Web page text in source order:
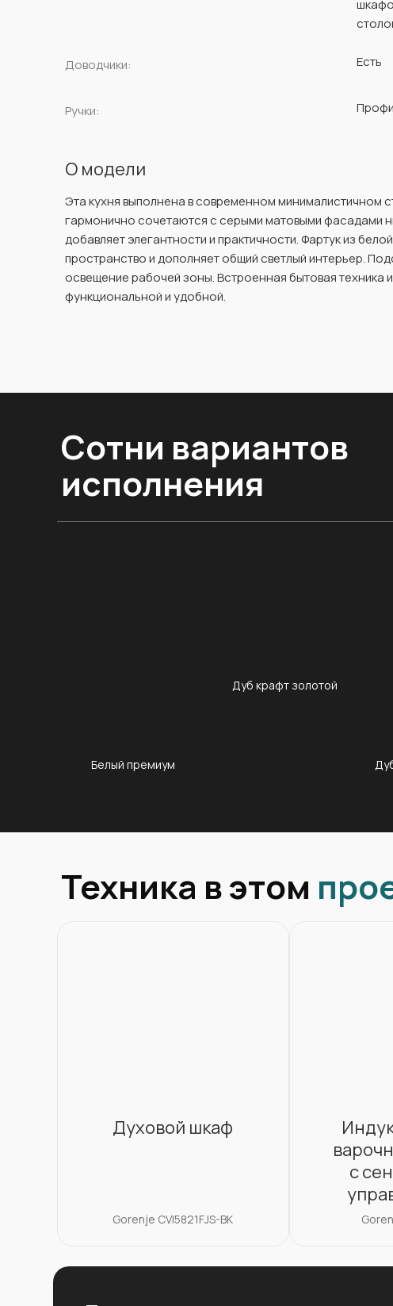
Доводчики: Есть
Ручки:
О модели
Эта кухня выполнена в современном минималистичном
гармонично сочетаются с серыми матовыми фасадами
добавляет элегантности и практичности. Фартук из
пространство и дополняет общий светлый интерьер.
освещение рабочей зоны. Встроенная бытовая техника
функциональной и удобной.
Сотни вариантов
исполнения
Белый премиум
Дуб крафт золотой
Техника в этом
Духовой шкаф
Gorenje CVI5821FJS-BK
с